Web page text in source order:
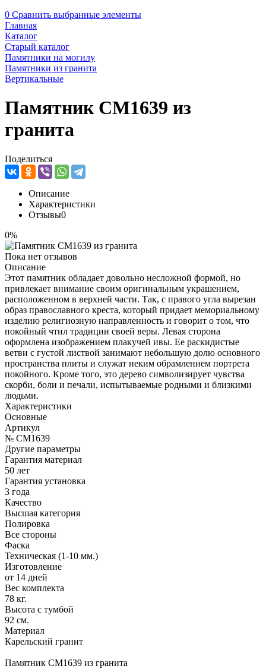
0 Сравнить выбранные элементы
Главная
Каталог
Старый каталог
Памятники на могилу
Памятники из гранита
Вертикальные
Памятник CM1639 из
гранита
Поделиться
Описание
Характеристики
Отзывы0
0%
Пока нет отзывов
Описание
Этот памятник обладает довольно несложной формой, но
привлекает внимание своим оригинальным украшением,
расположенном в верхней части. Так, с правого угла вырезан
образ православного креста, который придает мемориальному
изделию религиозную направленность и говорит о том, что
покойный чтил традиции своей веры. Левая сторона
оформлена изображением плакучей ивы. Ее раскидистые
ветви с густой листвой занимают небольшую долю основного
пространства плиты и служат неким обрамлением портрета
покойного. Кроме того, это дерево символизирует чувства
скорби, боли и печали, испытываемые родными и близкими
людьми.
Характеристики
Основные
Артикул
№ CM1639
Другие параметры
Гарантия материал
50 лет
Гарантия установка
3 года
Качество
Высшая категория
Полировка
Все стороны
Фаска
Техническая (1-10 мм.)
Изготовление
от 14 дней
Вес комплекта
78 кг.
Высота с тумбой
92 см.
Материал
Карельский гранит
Памятник CM1639 из гранита